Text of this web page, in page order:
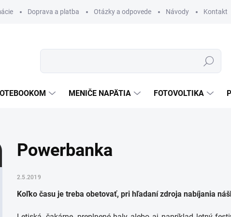
Doprava a platba Otázky a odpovede Návody Kontakt
Hľadať
MENIČE NAPÄTIA FOTOVOLTIKA
Powerbanka
2.5.2019
Koľko času je treba obetovať, pri hľadaní zdroja nabíjania